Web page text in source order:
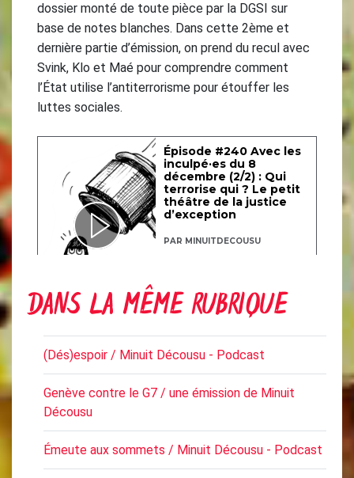
dossier monté de toute pièce par la DGSI sur
base de notes blanches. Dans cette 2ème et
dernière partie d’émission, on prend du recul avec
Svink, Klo et Maé pour comprendre comment
l’État utilise l’antiterrorisme pour étouffer les
luttes sociales.
DANS LA MÊME RUBRIQUE
(Dés)espoir / Minuit Décousu - Podcast
Genève contre le G7 / une émission de Minuit
Décousu
Émeute aux sommets / Minuit Décousu - Podcast